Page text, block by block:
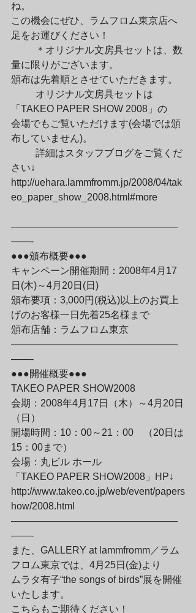
ね。
この機会にぜひ、ラムフロム東京店へ
足をお運びください！
量に限りがございます。
頒布は先着順とさせていただきます。
「TAKEO PAPER SHOW 2008」の
会場でもご覧いただけます(会場では頒
布していません)。
さい↓
http://uehara.lammfromm.jp/2008/04/tak
eo_paper_show_2008.html#more
—————————————————
——-
●●●頒布概要●●●
キャンペーン開催期間：2008年4月17
日(木)～4月20日(日)
頒布要項：3,000円(税込)以上のお買上
げのお客様一日先着25名様まで
頒布店舗：ラムフロム東京
—————————————————
——-
●●●開催概要●●●
TAKEO PAPER SHOW2008
会期：2008年4月17日（木）～4月20日
（日）
開場時間：10：00～21：00　（20日は
15：00まで）
会場：丸ビル ホール
「TAKEO PAPER SHOW2008」HP↓
http://www.takeo.co.jp/web/event/papers
how/2008.html
—————————————————
——-
また、GALLERY at lammfromm／ラム
フロム東京では、4月25日(金)より
ムラタ有子“the songs of birds”展を開催
いたします。
こちらもご期待ください！